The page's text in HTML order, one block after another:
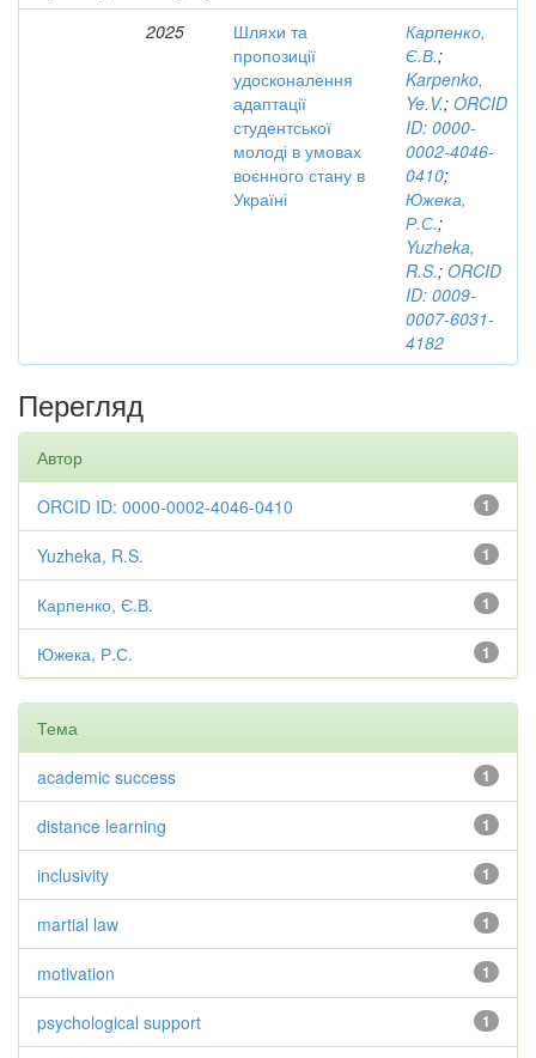
2025
Шляхи та
пропозиції
удосконалення
адаптації
студентської
молоді в умовах
воєнного стану в
Україні
Карпенко,
Є.В.;
Karpenko,
Ye.V.; ORCID
ID: 0000-
0002-4046-
0410;
Южека,
Р.С.;
Yuzheka,
R.S.; ORCID
ID: 0009-
0007-6031-
4182
Перегляд
Автор
1
ORCID ID: 0000-0002-4046-0410
1
Yuzheka, R.S.
1
Карпенко, Є.В.
1
Южека, Р.С.
Тема
1
academic success
1
distance learning
1
inclusivity
1
martial law
1
motivation
1
psychological support